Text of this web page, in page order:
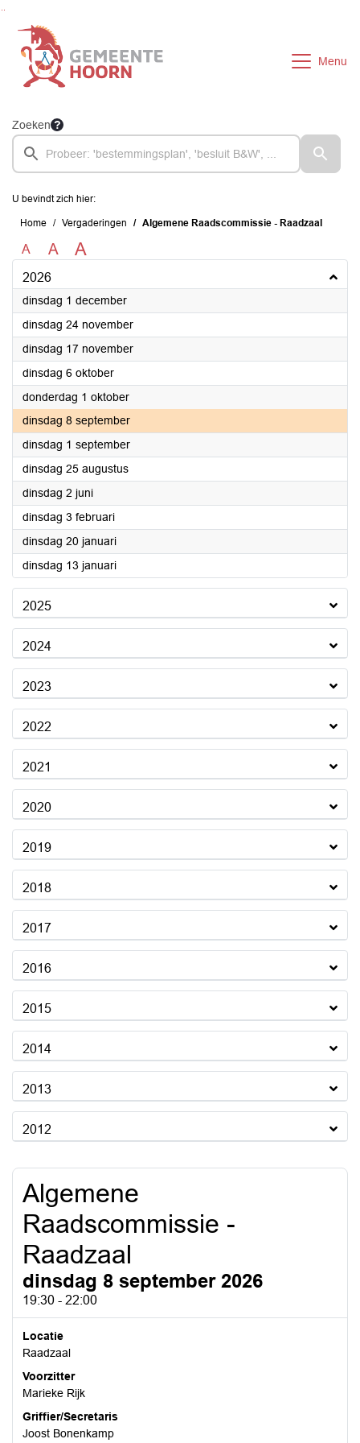
Menu
Zoeken
U bevindt zich hier:
Home Vergaderingen Algemene Raadscommissie - Raadzaal
A A A
2026
dinsdag 1 december2026
dinsdag 24 november2026
dinsdag 17 november2026
dinsdag 6 oktober2026
donderdag 1 oktober2026
dinsdag 8 september2026
dinsdag 1 september2026
dinsdag 25 augustus2026
dinsdag 2 juni2026
dinsdag 3 februari2026
dinsdag 20 januari2026
dinsdag 13 januari2026
2025
2024
2023
2022
2021
2020
2019
2018
2017
2016
2015
2014
2013
2012
Algemene
Raadscommissie -
Raadzaal
dinsdag 8 september 2026
19:30 - 22:00
Locatie
Raadzaal
Voorzitter
Marieke Rijk
Griffier/Secretaris
Joost Bonenkamp